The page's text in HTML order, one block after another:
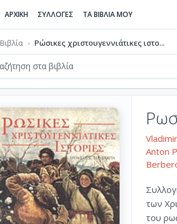
ΑΡΧΙΚΗ ΣΥΛΛΟΓΕΣ ΤΑ ΒΙΒΛΙΑ ΜΟΥ
Βιβλία Ρώσικες χριστουγεννιάτικες ιστο...
Anton
των
του